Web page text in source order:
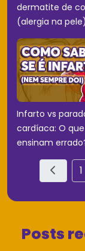
dermatite de
(alergia na
Infarto vs
cardíaca: O
ensinam
1
Posts